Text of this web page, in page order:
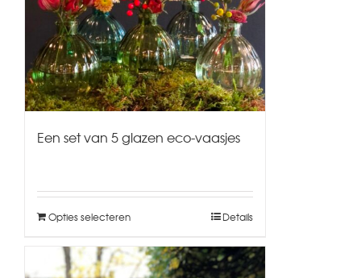
Een set van 5 glazen eco-vaasjes
Opties selecteren Details